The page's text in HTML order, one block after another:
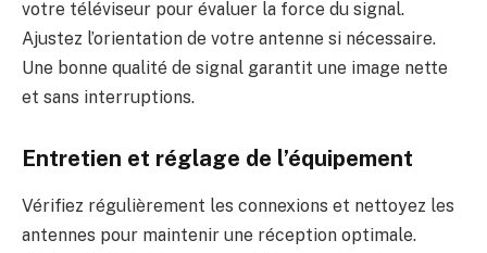
votre téléviseur pour évaluer la force du signal.
Ajustez l’orientation de votre antenne si nécessaire.
Une bonne qualité de signal garantit une image nette
et sans interruptions.
Entretien et réglage de l’équipement
Vérifiez régulièrement les connexions et nettoyez les
antennes pour maintenir une réception optimale.